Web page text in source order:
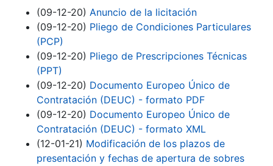
Show/Hide
(09-12-20) Anuncio de la licitación
(09-12-20) Pliego de Condiciones Particulares
(PCP)
(09-12-20) Pliego de Prescripciones Técnicas
(PPT)
(09-12-20) Documento Europeo Único de
Contratación (DEUC) - formato PDF
(09-12-20) Documento Europeo Único de
Contratación (DEUC) - formato XML
(12-01-21) Modificación de los plazos de
presentación y fechas de apertura de sobres